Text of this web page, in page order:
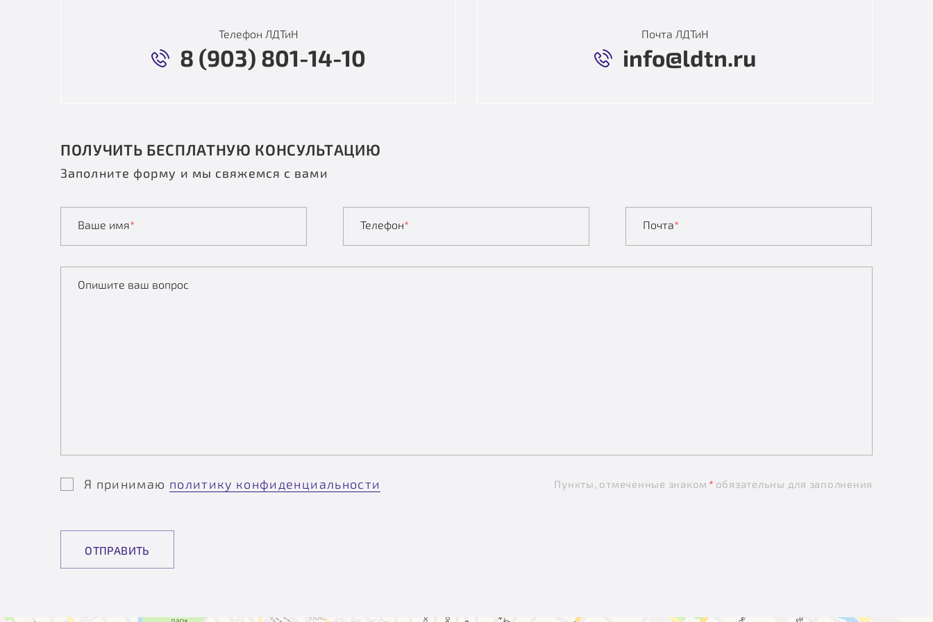
Телефон ЛДТиН
8 (903) 801-14-10
Почта ЛДТиН
info@ldtn.ru
ПОЛУЧИТЬ БЕСПЛАТНУЮ КОНСУЛЬТАЦИЮ
Заполните форму и мы свяжемся с вами
Ваше имя* Телефон* Почта*
Опишите ваш вопрос
Я принимаю политику конфиденциальности Пункты, отмеченные знаком *обязательны для заполнения
ОТПРАВИТЬ